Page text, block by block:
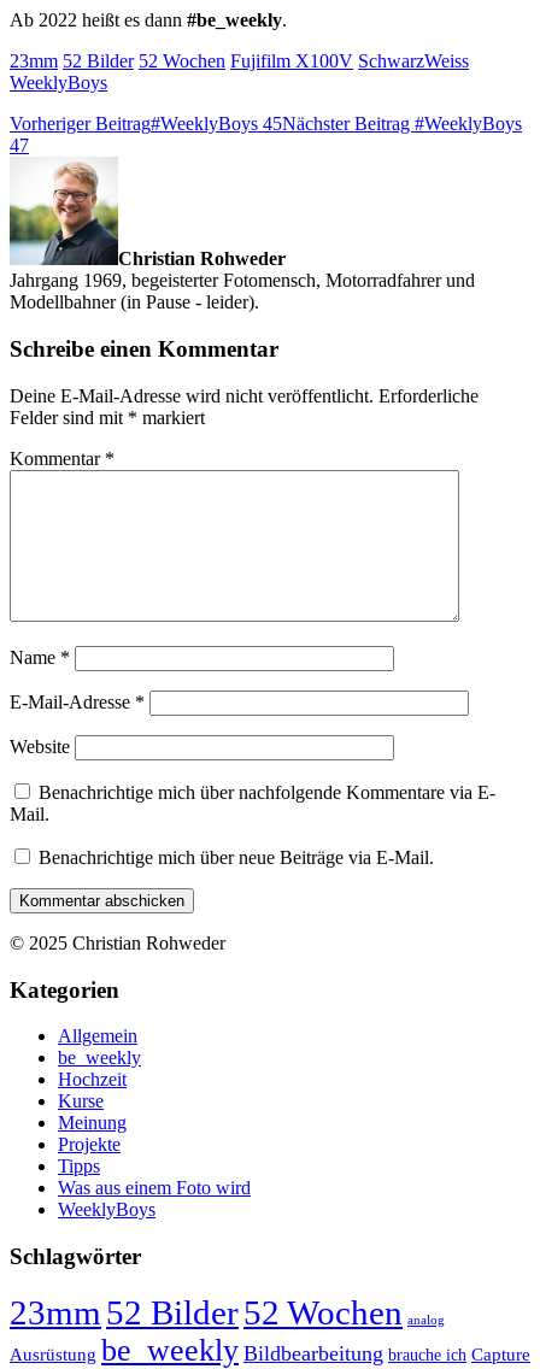
Ab 2022 heißt es dann #be_weekly.
23mm 52 Bilder 52 Wochen Fujifilm X100V SchwarzWeiss
WeeklyBoys
Vorheriger Beitrag#WeeklyBoys 45Nächster Beitrag #WeeklyBoys
47
Christian Rohweder
Jahrgang 1969, begeisterter Fotomensch, Motorradfahrer und
Modellbahner (in Pause - leider).
Schreibe einen Kommentar
Deine E-Mail-Adresse wird nicht veröffentlicht. Erforderliche
Felder sind mit * markiert
Kommentar *
Name *
E-Mail-Adresse *
Website
Benachrichtige mich über nachfolgende Kommentare via E-
Mail.
Benachrichtige mich über neue Beiträge via E-Mail.
© 2025 Christian Rohweder
Kategorien
Allgemein
be_weekly
Hochzeit
Kurse
Meinung
Projekte
Tipps
Was aus einem Foto wird
WeeklyBoys
Schlagwörter
23mm 52 Bilder52 Wochen analog
Ausrüstung be_weekly Bildbearbeitung brauche ich Capture